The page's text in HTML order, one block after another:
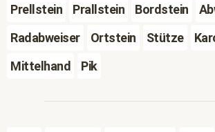
Prellstein
Prallstein Bordstein
Radabweiser
Ortstein Stütze
Mittelhand
Pik